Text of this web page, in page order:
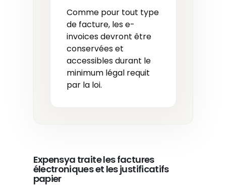
Comme pour tout type
de facture, les e-
invoices devront être
conservées et
accessibles durant le
minimum légal requit
par la loi.
Expensya traite les factures
électroniques et les justificatifs
papier